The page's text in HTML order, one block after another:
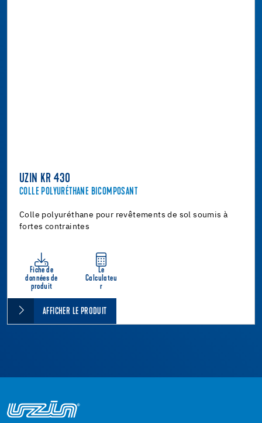
UZIN KR 430
COLLE POLYURÉTHANE BICOMPOSANT
Colle polyuréthane pour revêtements de sol soumis à
fortes contraintes
Fiche de
données de
produit
Le
Calculateu
r
AFFICHER LE PRODUIT